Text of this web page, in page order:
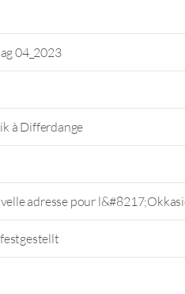
04_2023
à Differdange
adresse pour